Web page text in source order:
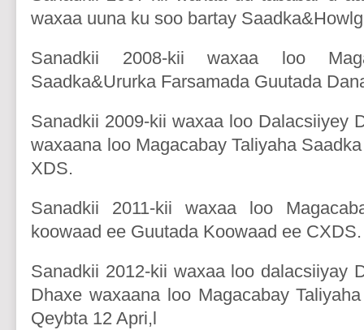
waxaa uuna ku soo bartay
Sanadkii 2008-kii waxaa loo
Saadka&Ururka Farsamada Guutada
Sanadkii 2009-kii waxaa loo Dalacsiiyey
waxaana loo Magacabay Taliyaha
XDS.
Sanadkii 2011-kii waxaa loo
koowaad ee Guutada Koowaad ee CXDS.
Sanadkii 2012-kii waxaa loo dalacsiiyay
Dhaxe waxaana loo Magacabay
Qeybta 12 Apri,l